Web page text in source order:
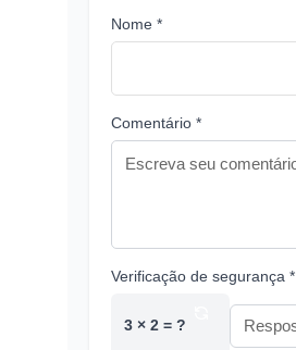
Nome *
Comentário *
Verificação de segurança *
3 × 2 = ?